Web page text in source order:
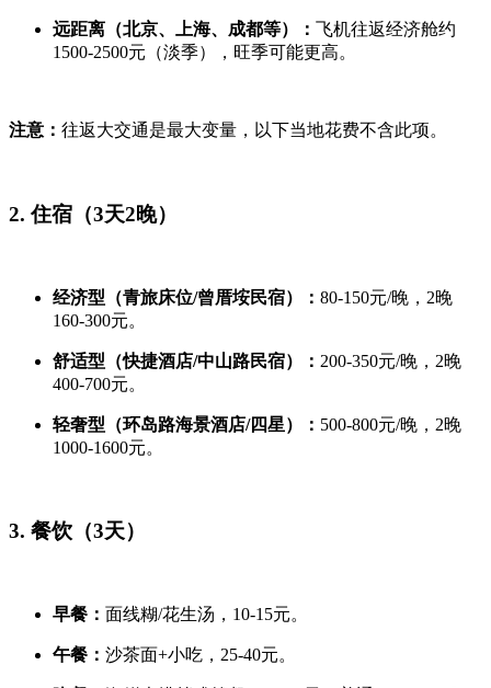
远距离（北京、上海、成都等）： 飞机往返经济舱约
1500-2500元（淡季），旺季可能更高。
注意： 往返大交通是最大变量，以下当地花费不含此项。
2. 住宿（3天2晚）
经济型（青旅床位/曾厝垵民宿）： 80-150元/晚，2晚
160-300元。
舒适型（快捷酒店/中山路民宿）： 200-350元/晚，2晚
400-700元。
轻奢型（环岛路海景酒店/四星）： 500-800元/晚，2晚
1000-1600元。
3. 餐饮（3天）
早餐： 面线糊/花生汤，10-15元。
午餐： 沙茶面+小吃，25-40元。